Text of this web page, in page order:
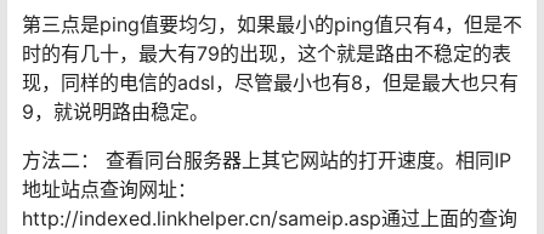
第三点是ping值要均匀，如果最小的ping值只有4，但是不
时的有几十，最大有79的出现，这个就是路由不稳定的表
现，同样的电信的adsl，尽管最小也有8，但是最大也只有
9，就说明路由稳定。
方法二： 查看同台服务器上其它网站的打开速度。相同IP
地址站点查询网址：
http://indexed.linkhelper.cn/sameip.asp通过上面的查询